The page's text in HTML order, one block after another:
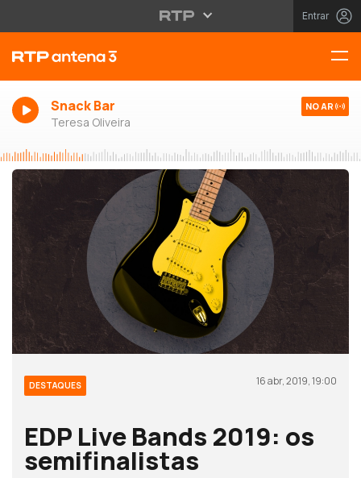
Entrar
Snack Bar
Teresa Oliveira
NO AR
DESTAQUES 16 abr, 2019, 19:00
EDP Live Bands 2019: os
semifinalistas